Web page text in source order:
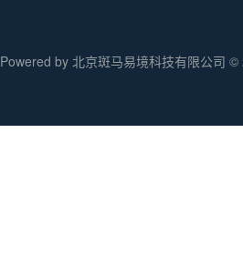
Powered by 北京斑马易境科技有限公司